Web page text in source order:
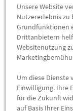
wasserabweisend
- Oberstoff 2
Viscose
- Wattierung:
- Futter: 100%
Pflegehinweise:
Unsere Website
Nutzererlebnis zu
Grundfunktionen
Drittanbietern
Websitenutzung
Um diese
Einwilligung. Ihre
für die Zukunft
auf Basis Ihrer